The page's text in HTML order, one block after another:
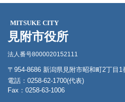
MITSUKE CITY
見附市役所
法人番号8000020152111
〒954-8686 新潟県見附市昭和町2丁目1
電話：0258-62-1700(代表)
Fax：0258-63-1006